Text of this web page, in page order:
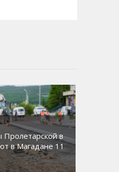
Пролетарской в
в Магадане 11